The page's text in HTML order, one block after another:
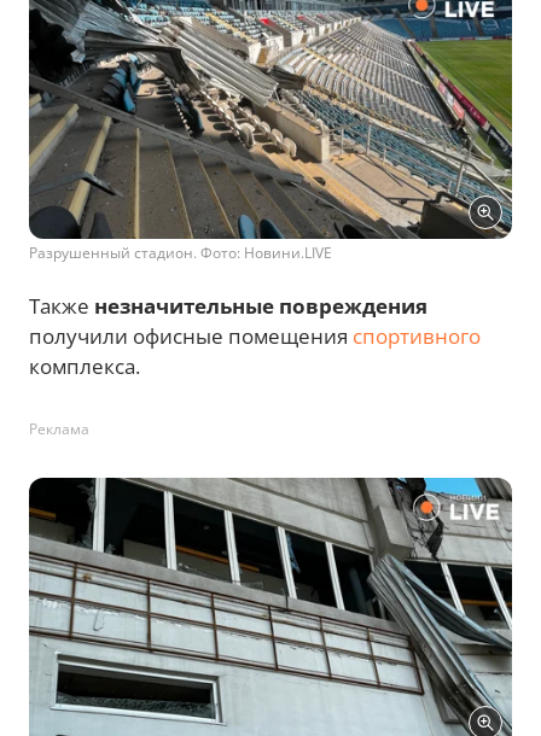
Разрушенный стадион. Фото: Новини.LIVE
Также незначительные повреждения
получили офисные помещения спортивного
комплекса.
Реклама